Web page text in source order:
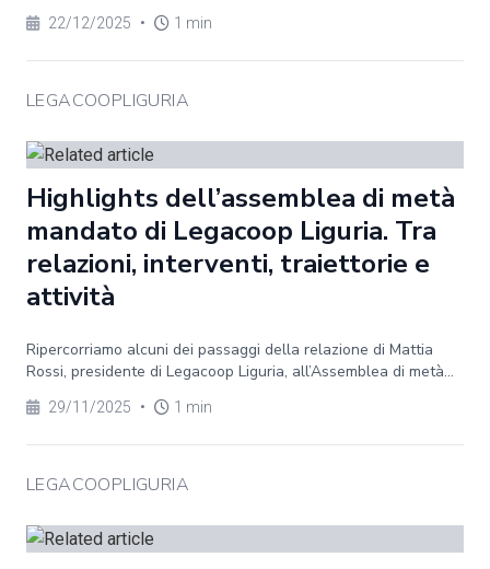
22/12/2025 • 1 min
LEGACOOPLIGURIA
Highlights dell’assemblea di metà
mandato di Legacoop Liguria. Tra
relazioni, interventi, traiettorie e
attività
Ripercorriamo alcuni dei passaggi della relazione di Mattia
Rossi, presidente di Legacoop Liguria, all’Assemblea di metà...
29/11/2025 • 1 min
LEGACOOPLIGURIA